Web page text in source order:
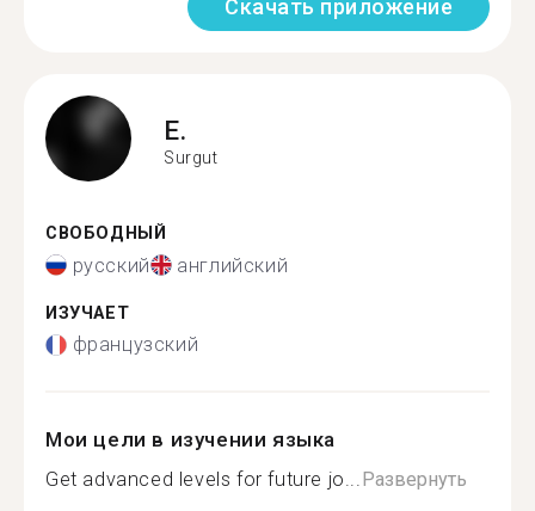
Скачать приложение
E.
Surgut
СВОБОДНЫЙ
русский английский
ИЗУЧАЕТ
французский
Мои цели в изучении языка
Get advanced levels for future jo...Развернуть